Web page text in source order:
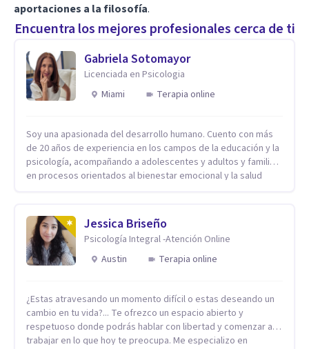
aportaciones a la filosofía.
Encuentra los mejores profesionales cerca de ti
Gabriela Sotomayor
Licenciada en Psicologia
Miami
Terapia online
Soy una apasionada del desarrollo humano. Cuento con más
de 20 años de experiencia en los campos de la educación y la
psicología, acompañando a adolescentes y adultos y familias
en procesos orientados al bienestar emocional y la salud
sentido. Considero que esto es posible cuando
desarrollamos una mayor conciencia de nuestro mundo
interior y de la manera en que nuestras experiencias influyen
en nuestra forma de sentir, pensar y relacionarnos. Mi misión
ritmo de cada persona. Integro conocimientos y herramientas
de la psicología con un enfoque informado en trauma para
ayudar a mis clientes a comprender sus conflictos internos,
fortalecer sus recursos personales, desarrollar nuevas
Jessica Briseño
Psicología Integral -Atención Online
Austin
Terapia online
¿Estas atravesando un momento difícil o estas deseando un
cambio en tu vida?... Te ofrezco un espacio abierto y
respetuoso donde podrás hablar con libertad y comenzar a
trabajar en lo que hoy te preocupa. Me especializo en